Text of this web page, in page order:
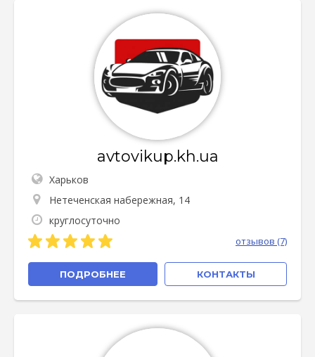
avtovikup.kh.ua
Харьков
Нетеченская набережная, 14
круглосуточно
отзывов (7)
ПОДРОБНЕЕ КОНТАКТЫ